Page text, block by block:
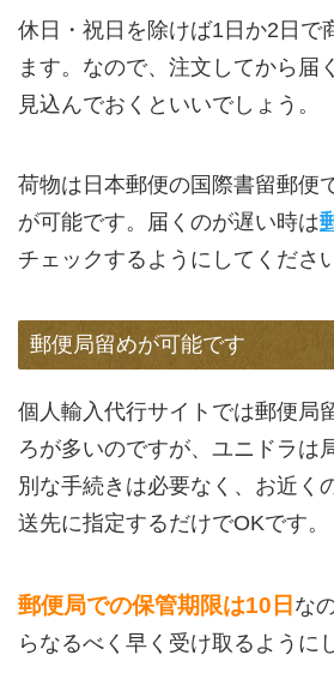
休日・祝日を除けば1日か2日で
ます。なので、注文してから届
見込んでおくといいでしょう。
荷物は日本郵便の国際書留郵便
が可能です。届くのが遅い時は
チェックするようにしてくださ
郵便局留めが可能です
個人輸入代行サイトでは郵便局
ろが多いのですが、ユニドラは
別な手続きは必要なく、お近く
送先に指定するだけでOKです。
郵便局での保管期限は10日 な
らなるべく早く受け取るように